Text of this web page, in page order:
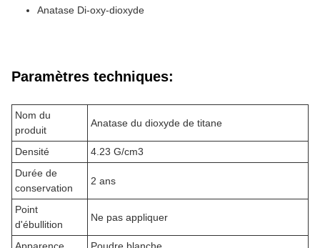
Anatase Di-oxy-dioxyde
Paramètres techniques:
Nom du
produit
Anatase du dioxyde de titane
Densité
4.23 G/cm3
Durée de
conservation
2 ans
Point
d'ébullition
Ne pas appliquer